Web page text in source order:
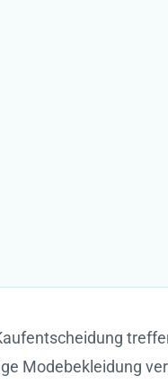
Modebekleidung